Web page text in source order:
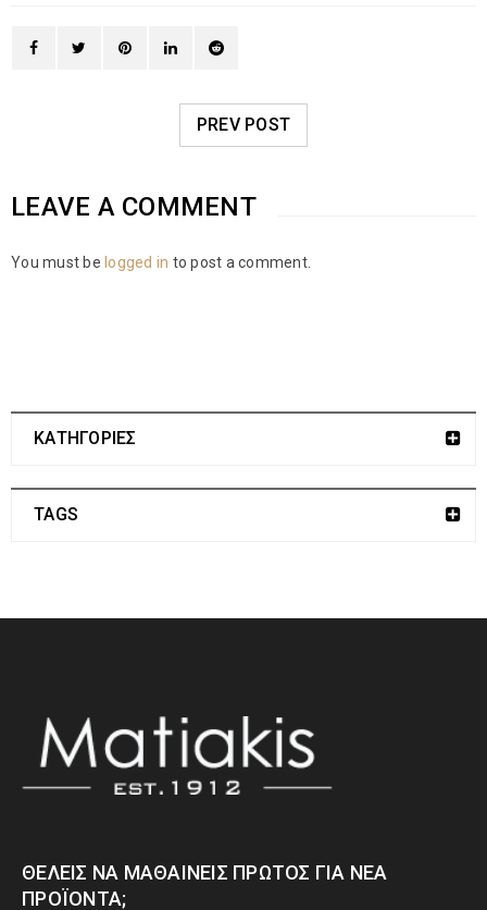
PREV POST
LEAVE A COMMENT
You must be logged in to post a comment.
ΚΑΤΗΓΟΡΙΕΣ
TAGS
ΘΈΛΕΙΣ ΝΑ ΜΑΘΑΊΝΕΙΣ ΠΡΏΤΟΣ ΓΙΑ ΝΈΑ
ΠΡΟΪΌΝΤΑ;